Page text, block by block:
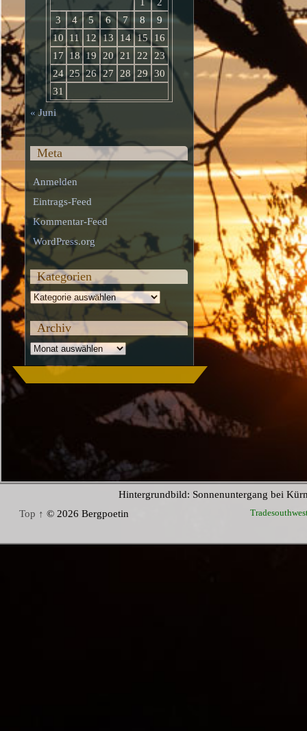
1
2
3
4 5 6 7 8
9
10
11 12 13 14 15
16
17
18 19 20 21 22
23
24 25 26 27 28 29
30
31
« Juni
Meta
Anmelden
Eintrags-Feed
Kommentar-Feed
WordPress.org
Kategorien
Kategorien
Archiv
Archiv
Hintergrundbild: Sonnenuntergang bei
Top ↑ © 2026 Bergpoetin